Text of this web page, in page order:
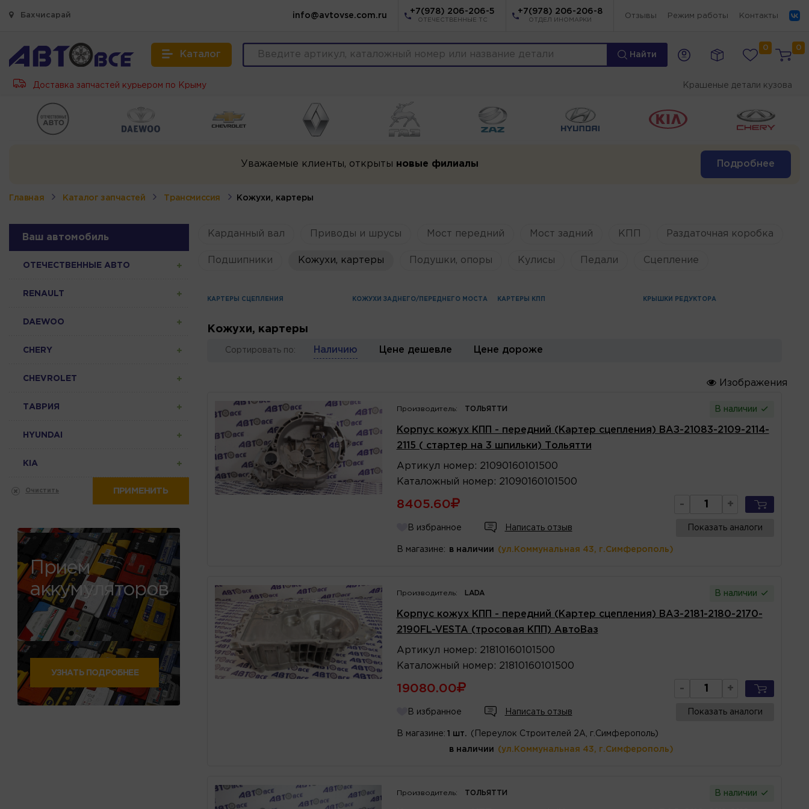
Бахчисарай info@avtovse.com.ru
+7(978) 206-206-5
ОТЕЧЕСТВЕННЫЕ ТС
+7(978) 206-206-8
ОТДЕЛ ИНОМАРКИ
Отзывы Режим работы Контакты
Каталог Найти
0 0
Доставка запчастей курьером по Крыму Крашеные детали кузова
Уважаемые клиенты, открыты новые филиалы Подробнее
Главная Каталог запчастей Трансмиссия Кожухи, картеры
Ваш автомобиль
ОТЕЧЕСТВЕННЫЕ АВТО
RENAULT
DAEWOO
CHERY
CHEVROLET
ТАВРИЯ
HYUNDAI
KIA
Очистить ПРИМЕНИТЬ
Прием
аккумуляторов
УЗНАТЬ ПОДРОБНЕЕ
Карданный вал Приводы и шрусы Мост передний Мост задний КПП Раздаточная коробка
Подшипники Кожухи, картеры Подушки, опоры Кулисы Педали Сцепление
КАРТЕРЫ СЦЕПЛЕНИЯ КОЖУХИ ЗАДНЕГО/ПЕРЕДНЕГО МОСТА КАРТЕРЫ КПП КРЫШКИ РЕДУКТОРА
Кожухи, картеры
Сортировать по: Наличию Цене дешевле Цене дороже
Изображения
Производитель: ТОЛЬЯТТИ В наличии
Корпус кожух КПП - передний (Картер сцепления) ВАЗ-21083-2109-2114-
2115 ( стартер на 3 шпильки) Тольятти
Артикул номер : 21090160101500
Каталожный номер : 21090160101500
8405.60 - +
В избранное Написать отзыв Показать аналоги
В магазине: в наличии (ул.Коммунальная 43, г.Симферополь)
Производитель: LADA В наличии
Корпус кожух КПП - передний (Картер сцепления) ВАЗ-2181-2180-2170-
2190FL-VESTA (тросовая КПП) АвтоВаз
Артикул номер : 21810160101500
Каталожный номер : 21810160101500
19080.00 - +
В избранное Написать отзыв Показать аналоги
В магазине: 1 шт. (Переулок Строителей 2А, г.Симферополь)
в наличии (ул.Коммунальная 43, г.Симферополь)
Производитель: ТОЛЬЯТТИ В наличии